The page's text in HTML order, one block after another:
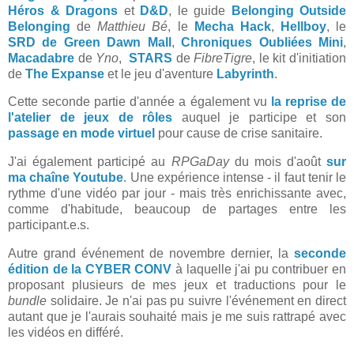
Héros & Dragons et D&D, le guide
Belonging Outside
Belonging deMatthieu Bé, le Mecha Hack, Hellboy, le
SRD de Green Dawn Mall ,Chroniques Oubliées Mini,
Macadabre de Yno,STARS deFibreTigre, le kit d'initiation
de The Expanse et le jeu d'aventure Labyrinth.
Cette seconde partie d'année a également vu la reprise de
l'atelier de jeux de rôles auquel je participe et son
passage en mode virtuel pour cause de crise sanitaire.
J'ai également participé au RPGaDaydu mois d'août sur
ma chaîne Youtube. Une expérience intense - il faut tenir le
rythme d'une vidéo par jour - mais très enrichissante avec,
comme d'habitude, beaucoup de partages entre les
participant.e.s.
Autre grand événement de novembre dernier, la seconde
édition de la CYBER CONV à laquelle j'ai pu contribuer en
proposant plusieurs de mes jeux et traductions pour le
bundle solidaire. Je n'ai pas pu suivre l'événement en direct
autant que je l'aurais souhaité mais je me suis rattrapé avec
les vidéos en différé.